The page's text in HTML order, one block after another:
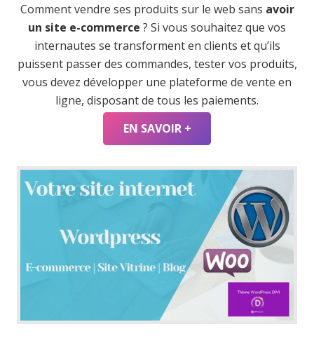
Comment vendre ses produits sur le web sans avoir
un site e-commerce ? Si vous souhaitez que vos
internautes se transforment en clients et qu’ils
puissent passer des commandes, tester vos produits,
vous devez développer une plateforme de vente en
ligne, disposant de tous les paiements.
EN SAVOIR +